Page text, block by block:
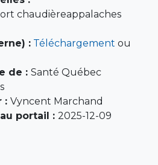
chaudièreappalaches
: Téléchargement ou
de : Santé Québec
: Vyncent Marchand
portail : 2025-12-09